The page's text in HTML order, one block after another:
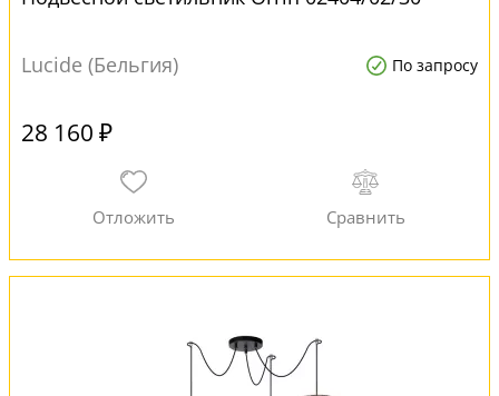
Lucide (Бельгия) По запросу
28 160 ₽